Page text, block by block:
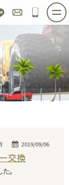
LINE お問い合わせ
048-
ご購入プラン
買取＆オーダー
会社概要
公式ブログ
2019/09/06
交換
。